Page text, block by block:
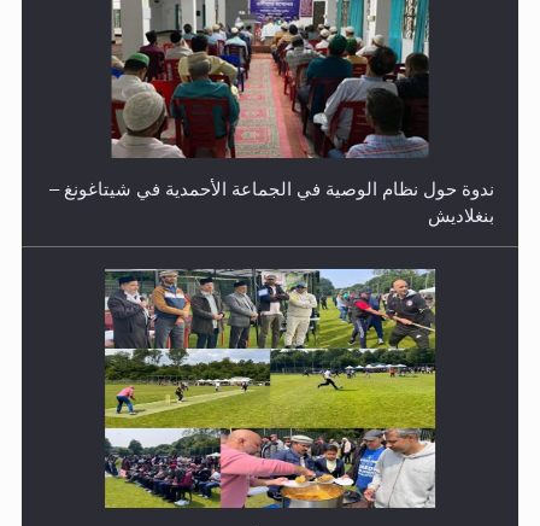
ندوة حول نظام الوصية في الجماعة الأحمدية في شيتاغونغ –
بنغلاديش